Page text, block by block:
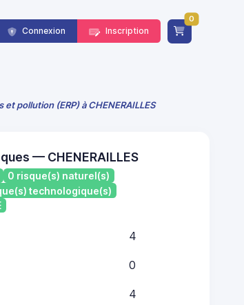
Connexion Inscription
0
pollution (ERP) à CHENERAILLES
— CHENERAILLES
0 risque(s) naturel(s)
technologique(s)
4
0
4